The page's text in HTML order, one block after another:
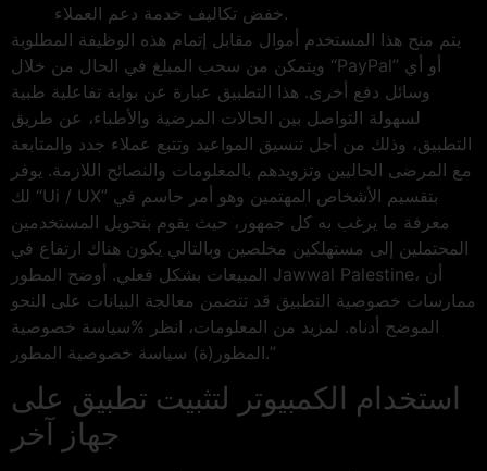
خفض تكاليف خدمة دعم العملاء.
يتم منح هذا المستخدم أموال مقابل إتمام هذه الوظيفة المطلوبة
ويتمكن من سحب المبلغ في الحال من خلال “PayPal” أو أي
وسائل دفع أخرى. هذا التطبيق عبارة عن بوابة تفاعلية طبية
لسهولة التواصل بين الحالات المرضية والأطباء، عن طريق
التطبيق، وذلك من أجل تنسيق المواعيد وتتبع عملاء جدد والمتابعة
مع المرضى الحاليين وتزويدهم بالمعلومات والنصائح اللازمة. يوفر
لك “Ui / UX” بتقسيم الأشخاص المهتمين وهو أمر حاسم في
معرفة ما يرغب به كل جمهور، حيث يقوم بتحويل المستخدمين
المحتملين إلى مستهلكين مخلصين وبالتالي يكون هناك ارتفاع في
المبيعات بشكل فعلي. أوضح المطور Jawwal Palestine، أن
ممارسات خصوصية التطبيق قد تتضمن معالجة البيانات على النحو
الموضح أدناه. لمزيد من المعلومات، انظر %سياسة خصوصية
المطور(ة) سياسة خصوصية المطور.”
استخدام الكمبيوتر لتثبيت تطبيق على
جهاز آخر